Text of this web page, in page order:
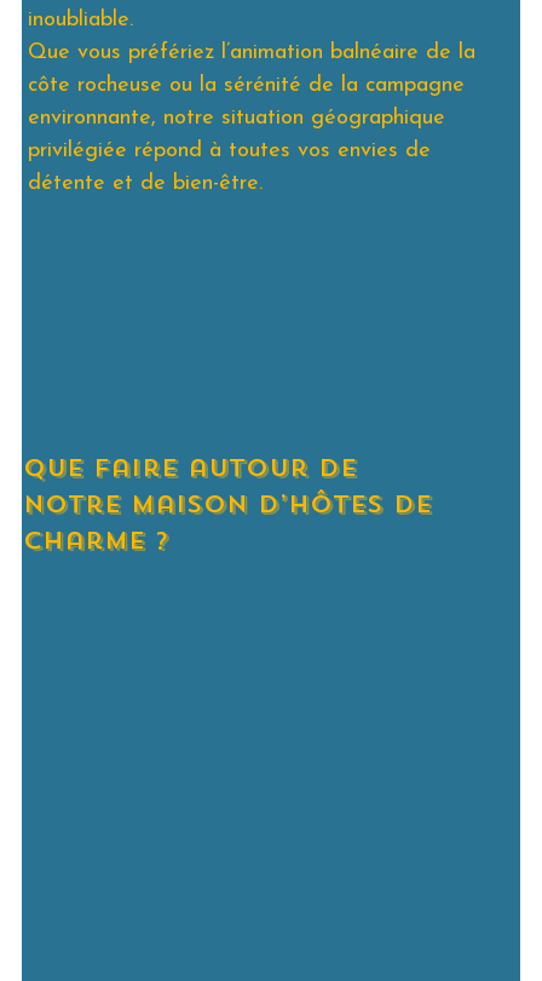
inoubliable.
Que vous préfériez l’animation balnéaire de la
côte rocheuse ou la sérénité de la campagne
environnante, notre situation géographique
privilégiée répond à toutes vos envies de
détente et de bien-être.
Que faire autour de
notre maison d’hôtes de
charme ?